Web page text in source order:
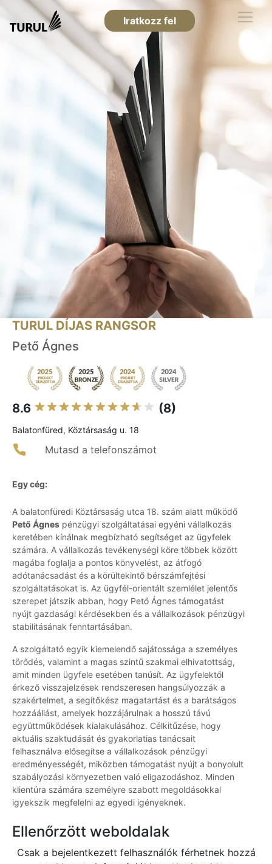
Iratkozz fel
TURUL DÍJAS RANGSOR
Pető Ágnes
8.6 (8)
Balatonfüred, Köztársaság u. 18
Mutasd a telefonszámot
Egy cég:
A balatonfüredi Köztársaság utca 18. szám alatt működő
Pető Ágnes pénzügyi szolgáltatásai egyéni vállalkozás
keretében kínálnak megbízható segítséget az ügyfelek
számára. A vállalkozás tevékenységi köre többek között
magába foglalja a pontos könyvelést, az átfogó
adótanácsadást és a körültekintő bérszámfejtési
szolgáltatásokat is. Az ügyfél-orientált szemlélet jelentős
szerepet játszik abban, hogy Pető Ágnes támogatást
nyújt gazdasági kérdésekben és a vállalkozások pénzügyi
stabilitásának fenntartásában.
A szolgáltató egyik kiemelendő sajátossága a személyes
törődés, valamint a magas szintű szakmai elhivatottság,
amit minden ügyfele esetében tanúsít. Az ügyfelektől
érkező visszajelzések rendszeresen hangsúlyozzák a
szakértelmet, a segítőkész magatartást és a barátságos
hozzáállást, amelyek hozzájárulnak a hosszú távú
együttműködések kialakulásához. Célkitűzése, hogy
aktuális szaktudását és gyakorlatias tanácsait
felhasználva elősegítse a vállalkozások pénzügyi
eredményességét, miközben támogatást nyújt a bonyolult
szabályozási környezetben való eligazodáshoz. Minden
klientúra számára személyre szabott megoldásokkal
igyekszik megfelelni az egyedi igényeknek.
Ellenőrzött weboldalak
Csak a bejelentkezett felhasználók férhetnek hozzá